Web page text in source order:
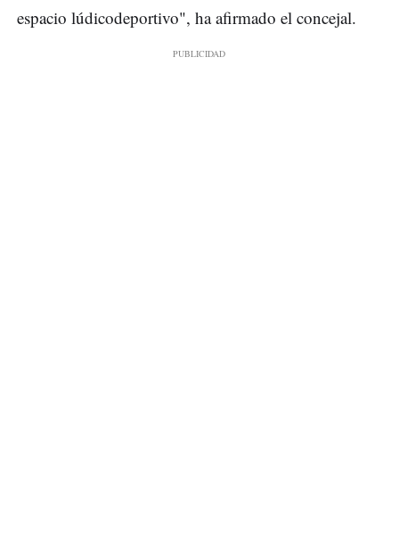
espacio lúdicodeportivo", ha afirmado el concejal.